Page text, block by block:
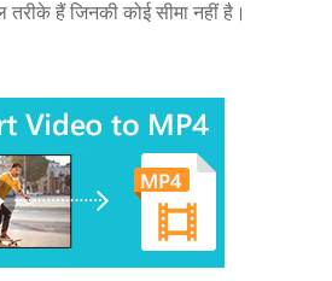
हैं जिनकी कोई सीमा नहीं है।